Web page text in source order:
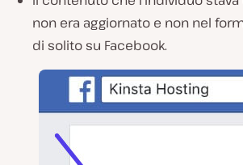
non era aggiornato e non nel
di solito su Facebook.